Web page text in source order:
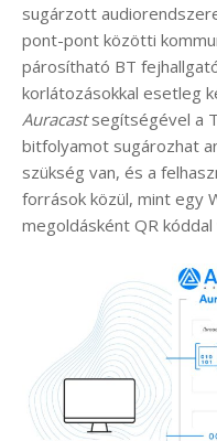
sugárzott
pont-pont közötti
párosítható BT
korlátozásokkal esetleg
Auracastsegítségével a
bitfolyamot sugározhat
szükség van, és a
források közül, mint egy
megoldásként QR kóddal